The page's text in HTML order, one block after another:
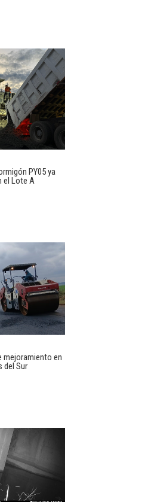
PY05 ya
el Lote A
mejoramiento en
del Sur